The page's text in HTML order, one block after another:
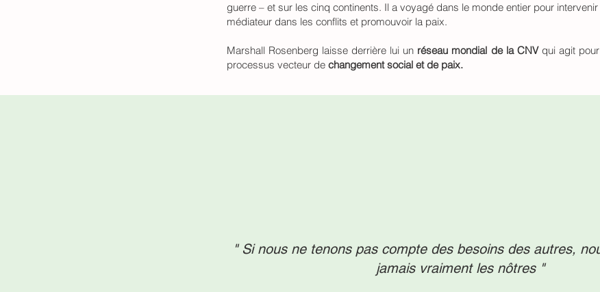
guerre – et sur les cinq continents. Il a voyagé dans le monde entier pour
médiateur dans les conflits et promouvoir la paix.
Marshall Rosenberg laisse derrière lui un réseau mondial de la CNVqui agit
processus vecteur de changement social et de paix.
" Si nous ne tenons pas compte des besoins des autres,
jamais vraiment les nôtres "